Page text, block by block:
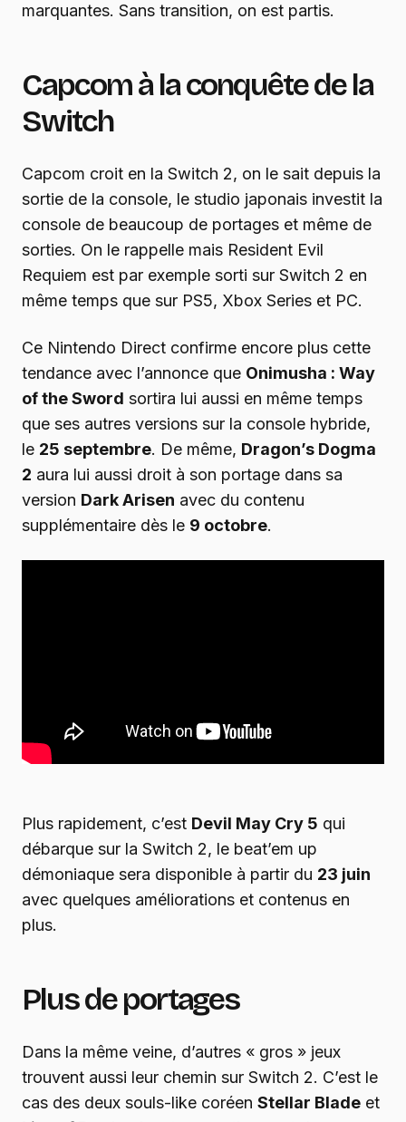
marquantes. Sans transition, on est partis.
Capcom à la conquête de la
Switch
Capcom croit en la Switch 2, on le sait depuis la
sortie de la console, le studio japonais investit la
console de beaucoup de portages et même de
sorties. On le rappelle mais Resident Evil
Requiem est par exemple sorti sur Switch 2 en
même temps que sur PS5, Xbox Series et PC.
Ce Nintendo Direct confirme encore plus cette
tendance avec l’annonce que Onimusha : Way
of the Sword sortira lui aussi en même temps
que ses autres versions sur la console hybride,
le 25 septembre. De même, Dragon’s Dogma
2 aura lui aussi droit à son portage dans sa
version Dark Arisen avec du contenu
supplémentaire dès le 9 octobre.
Plus rapidement, c’est Devil May Cry 5 qui
débarque sur la Switch 2, le beat’em up
démoniaque sera disponible à partir du 23 juin
avec quelques améliorations et contenus en
plus.
Plus de portages
Dans la même veine, d’autres « gros » jeux
trouvent aussi leur chemin sur Switch 2. C’est le
cas des deux souls-like coréen Stellar Blade et